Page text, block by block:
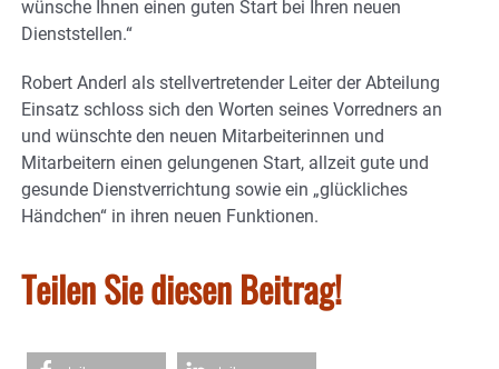
wünsche Ihnen einen guten Start bei Ihren neuen
Dienststellen.“
Robert Anderl als stellvertretender Leiter der Abteilung
Einsatz schloss sich den Worten seines Vorredners an
und wünschte den neuen Mitarbeiterinnen und
Mitarbeitern einen gelungenen Start, allzeit gute und
gesunde Dienstverrichtung sowie ein „glückliches
Händchen“ in ihren neuen Funktionen.
Teilen Sie diesen Beitrag!